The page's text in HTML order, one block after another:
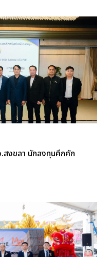
สงขลา นักลงทุนคึกคัก